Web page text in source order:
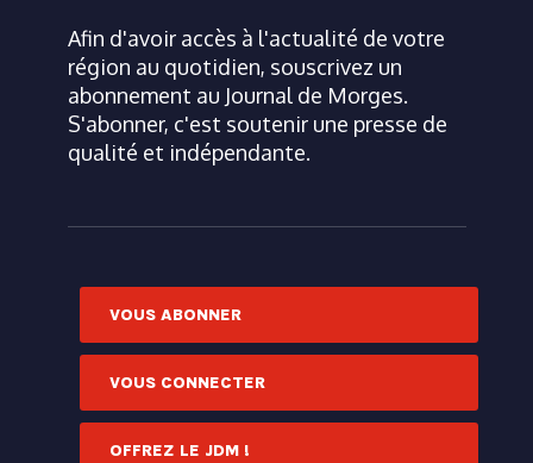
Afin d'avoir accès à l'actualité de votre
région au quotidien, souscrivez un
abonnement au Journal de Morges.
S'abonner, c'est soutenir une presse de
qualité et indépendante.
VOUS ABONNER
VOUS CONNECTER
OFFREZ LE JDM !